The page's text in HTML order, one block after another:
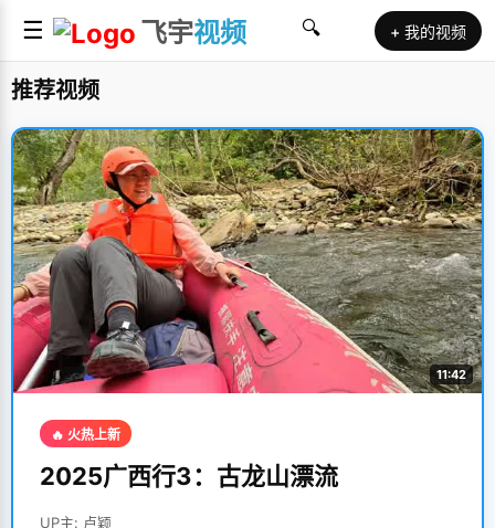
☰ 飞宇视频 🔍 + 我的视频
推荐视频
11:42
🔥 火热上新
2025广西行3：古龙山漂流
UP主: 卢颖